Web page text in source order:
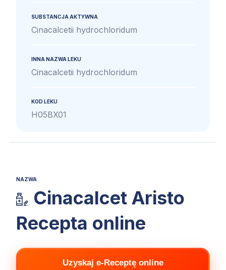
SUBSTANCJA AKTYWNA
Cinacalcetii hydrochloridum
INNA NAZWA LEKU
Cinacalcetii hydrochloridum
KOD LEKU
H05BX01
NAZWA
Cinacalcet Aristo
Recepta online
Uzyskaj e-Receptę online